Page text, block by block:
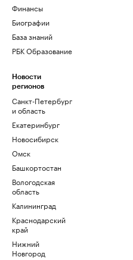
Финансы
Биографии
База знаний
РБК Образование
Новости
регионов
Санкт-Петербург
и область
Екатеринбург
Новосибирск
Омск
Башкортостан
Вологодская
область
Калининград
Краснодарский
край
Нижний
Новгород